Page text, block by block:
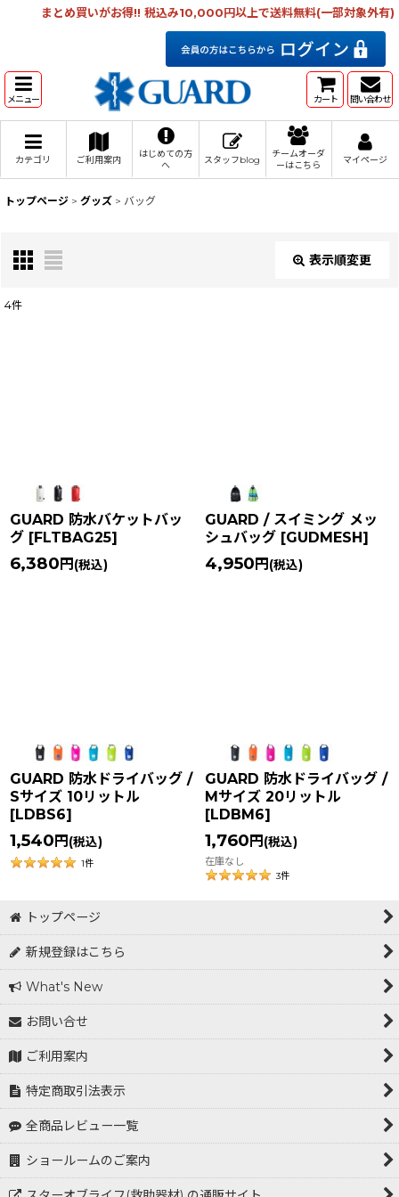
まとめ買いがお得!! 税込み10,000円以上で送料無料(一部対象外有)
メニュー カート 問い合わせ
カテゴリ ご利用案内
はじめての方
へ
スタッフblog
チームオーダ
ーはこちら
マイページ
トップページ > グッズ > バッグ
表示順変更
4件
GUARD 防水バケットバッ
グ [FLTBAG25]
6,380 円 (税込)
GUARD / スイミング メッ
シュバッグ [GUDMESH]
4,950 円 (税込)
GUARD 防水ドライバッグ /
Sサイズ 10リットル
[LDBS6]
1,540 円 (税込)
1件
GUARD 防水ドライバッグ /
Mサイズ 20リットル
[LDBM6]
1,760 円 (税込)
在庫なし
3件
トップページ
新規登録はこちら
What's New
お問い合せ
ご利用案内
特定商取引法表示
全商品レビュー一覧
ショールームのご案内